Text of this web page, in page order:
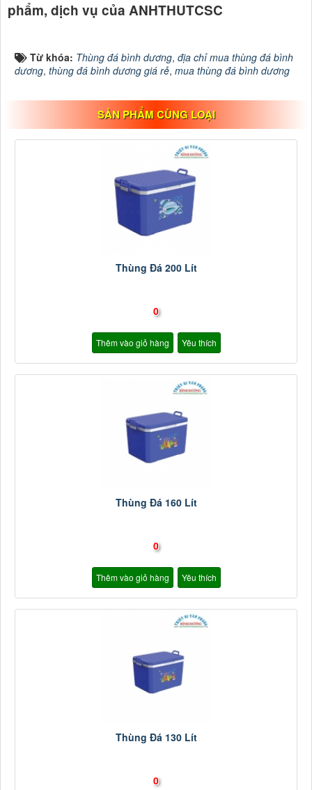
phẩm, dịch vụ của ANHTHUTCSC
Từ khóa: Thùng đá bình dương, địa chỉ mua thùng đá bình
dương, thùng đá bình dương giá rẻ, mua thùng đá bình dương
SẢN PHẨM CÙNG LOẠI
Thùng Đá 200 Lít
0
Thêm vào giỏ hàng Yêu thích
Thùng Đá 160 Lít
0
Thêm vào giỏ hàng Yêu thích
Thùng Đá 130 Lít
0